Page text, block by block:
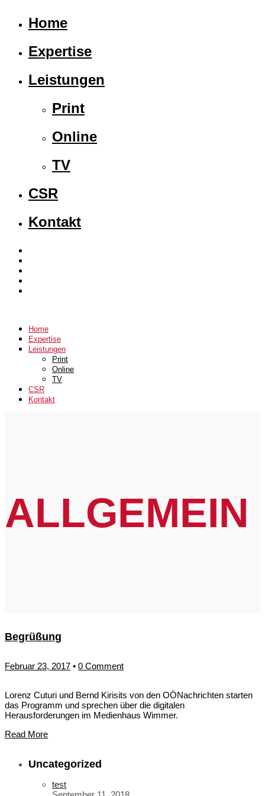
Home
Expertise
Leistungen
Print
Online
TV
CSR
Kontakt
Home
Expertise
Leistungen
Print
Online
TV
CSR
Kontakt
ALLGEMEIN
Begrüßung
Februar 23, 2017 • 0 Comment
Lorenz Cuturi und Bernd Kirisits von den OÖNachrichten starten
das Programm und sprechen über die digitalen
Herausforderungen im Medienhaus Wimmer.
Read More
Uncategorized
test